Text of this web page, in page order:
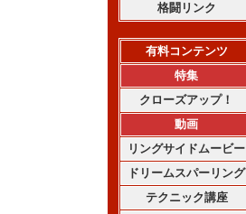
格闘リンク
有料コンテンツ
特集
クローズアップ！
動画
リングサイドムービー
ドリームスパーリング
テクニック講座